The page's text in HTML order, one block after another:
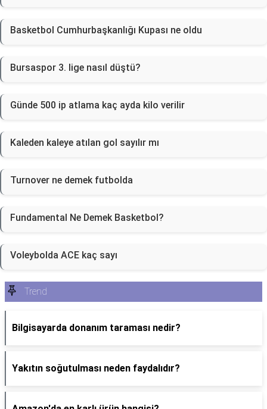
Basketbol Cumhurbaşkanlığı Kupası ne oldu
Bursaspor 3. lige nasıl düştü?
Günde 500 ip atlama kaç ayda kilo verilir
Kaleden kaleye atılan gol sayılır mı
Turnover ne demek futbolda
Fundamental Ne Demek Basketbol?
Voleybolda ACE kaç sayı
Trend
Bilgisayarda donanım taraması nedir?
Yakıtın soğutulması neden faydalıdır?